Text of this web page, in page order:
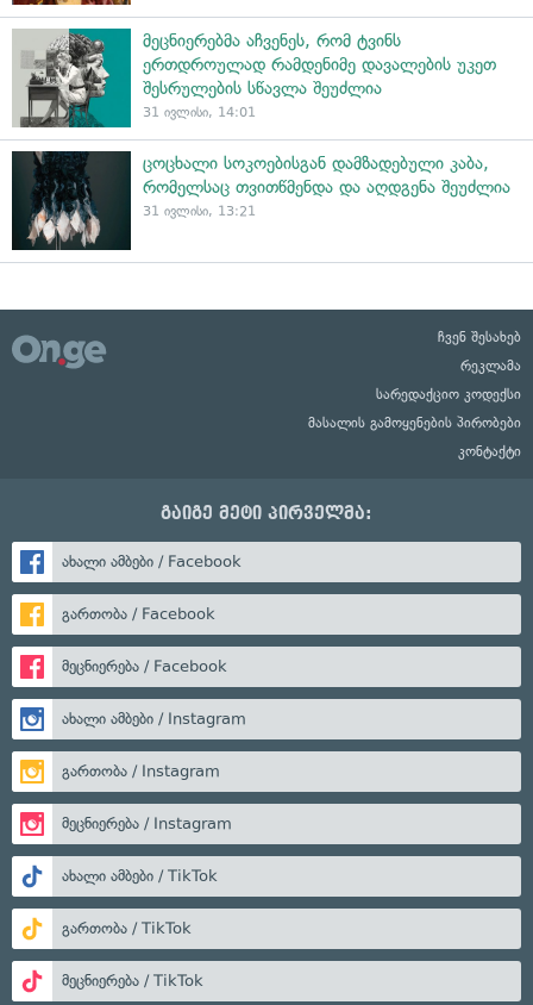
მეცნიერებმა აჩვენეს, რომ ტვინს
ერთდროულად რამდენიმე დავალების უკეთ
შესრულების სწავლა შეუძლია
31 ივლისი, 14:01
ცოცხალი სოკოებისგან დამზადებული კაბა,
რომელსაც თვითწმენდა და აღდგენა შეუძლია
31 ივლისი, 13:21
ჩვენ შესახებ
რეკლამა
სარედაქციო კოდექსი
მასალის გამოყენების პირობები
კონტაქტი
გაიგე მეტი პირველმა:
ახალი ამბები / Facebook
გართობა / Facebook
მეცნიერება / Facebook
ახალი ამბები / Instagram
გართობა / Instagram
მეცნიერება / Instagram
ახალი ამბები / TikTok
გართობა / TikTok
მეცნიერება / TikTok